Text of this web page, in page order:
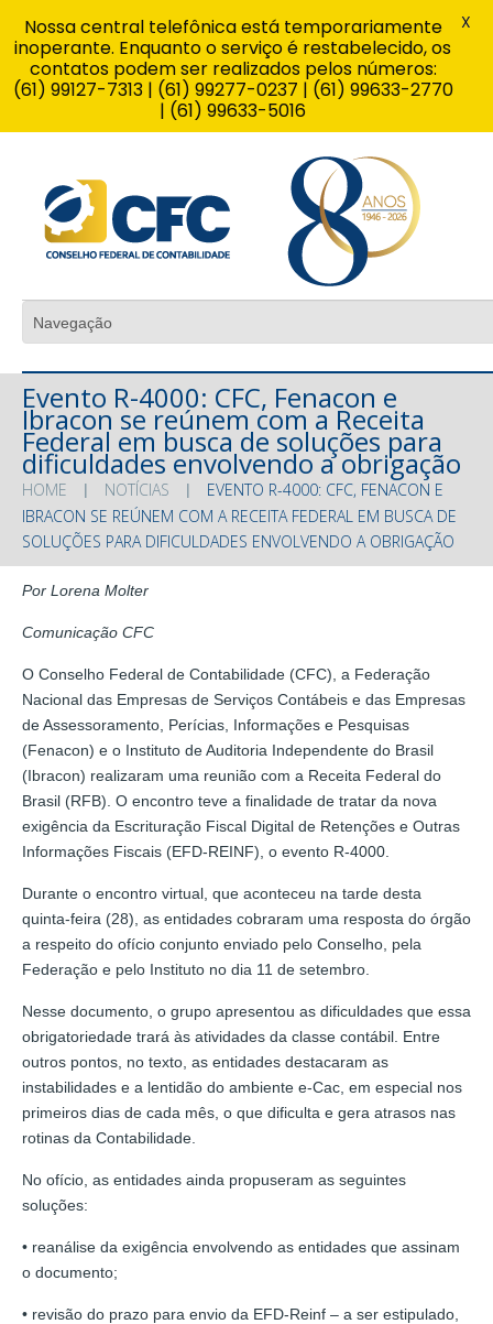
Evento R-4000: CFC, Fenacon e
Ibracon se reúnem com a Receita
Federal em busca de soluções para
dificuldades envolvendo a obrigação
HOME NOTÍCIAS
EVENTO R-4000: CFC, FENACON E
IBRACON SE REÚNEM COM A RECEITA FEDERAL EM BUSCA DE
SOLUÇÕES PARA DIFICULDADES ENVOLVENDO A OBRIGAÇÃO
Por Lorena Molter
Comunicação CFC
O Conselho Federal de Contabilidade (CFC), a Federação
Nacional das Empresas de Serviços Contábeis e das Empresas
de Assessoramento, Perícias, Informações e Pesquisas
(Fenacon) e o Instituto de Auditoria Independente do Brasil
(Ibracon) realizaram uma reunião com a Receita Federal do
Brasil (RFB). O encontro teve a finalidade de tratar da nova
exigência da Escrituração Fiscal Digital de Retenções e Outras
Informações Fiscais (EFD-REINF), o evento R-4000.
Durante o encontro virtual, que aconteceu na tarde desta
quinta-feira (28), as entidades cobraram uma resposta do órgão
a respeito do ofício conjunto enviado pelo Conselho, pela
Federação e pelo Instituto no dia 11 de setembro.
Nesse documento, o grupo apresentou as dificuldades que essa
obrigatoriedade trará às atividades da classe contábil. Entre
outros pontos, no texto, as entidades destacaram as
instabilidades e a lentidão do ambiente e-Cac, em especial nos
primeiros dias de cada mês, o que dificulta e gera atrasos nas
rotinas da Contabilidade.
No ofício, as entidades ainda propuseram as seguintes
soluções:
• reanálise da exigência envolvendo as entidades que assinam
o documento;
• revisão do prazo para envio da EFD-Reinf – a ser estipulado,
Nossa central telefônica está temporariamente
inoperante. Enquanto o serviço é restabelecido, os
contatos podem ser realizados pelos números:
(61) 99127-7313 | (61) 99277-0237 | (61) 99633-2770
| (61) 99633-5016
X